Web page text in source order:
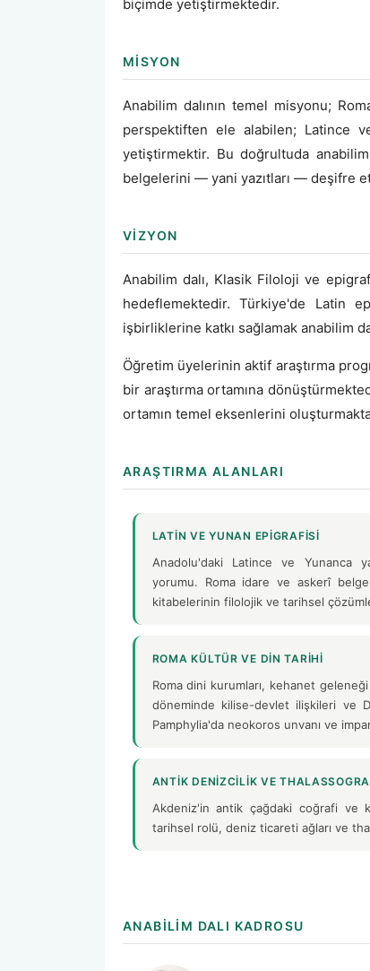
biçimde yetiştirmektedir.
MISYON
Anabilim dalının temel misyonu;
perspektiften ele alabilen; Latince
yetiştirmektir. Bu doğrultuda
belgelerini — yani yazıtları — deşifre
VIZYON
Anabilim dalı, Klasik Filoloji ve
hedeflemektedir. Türkiye'de Latin
işbirliklerine katkı sağlamak anabilim
Öğretim üyelerinin aktif araştırma
bir araştırma ortamına
ortamın temel eksenlerini
ARAŞTIRMA ALANLARI
LATIN VE YUNAN EPIGRAFISI
Anadolu'daki Latince ve Yunanca
yorumu. Roma idare ve askerî
kitabelerinin filolojik ve tarihsel
ROMA KÜLTÜR VE DIN TARIHI
Roma dini kurumları, kehanet
döneminde kilise-devlet ilişkileri ve
Pamphylia'da neokoros unvanı ve
ANTIK DENIZCILIK VE
Akdeniz'in antik çağdaki coğrafi ve
tarihsel rolü, deniz ticareti ağları ve
ANABILIM DALI KADROSU